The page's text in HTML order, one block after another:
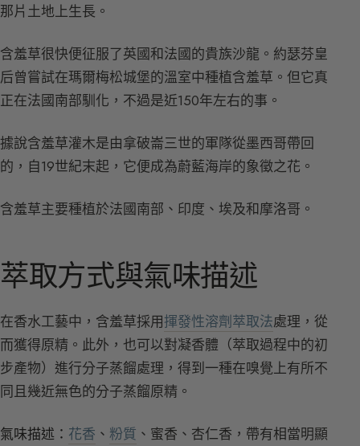
那片土地上生長。
含羞草很快便征服了英國和法國的貴族沙龍。約瑟芬皇
后曾嘗試在瑪爾梅松城堡的溫室中種植含羞草。但它真
正在法國南部馴化，不過是近150年左右的事。
據說含羞草灌木是由拿破崙三世的軍隊從墨西哥帶回
的，自19世紀末起，它便成為蔚藍海岸的象徵之花。
含羞草主要種植於法國南部、印度、埃及和摩洛哥。
萃取方式與氣味描述
在香水工藝中，含羞草採用揮發性溶劑萃取法處理，從
而獲得原精。此外，也可以對凝香體（萃取過程中的初
步產物）進行分子蒸餾處理，得到一種在嗅覺上有所不
同且幾近無色的分子蒸餾原精。
氣味描述： 花香 、 粉質 、蜜香、杏仁香，帶有相當明顯